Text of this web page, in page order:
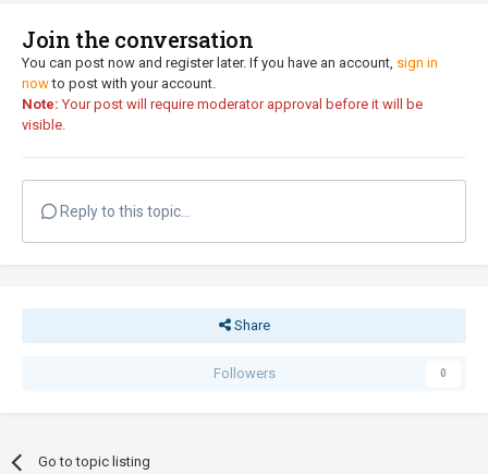
Join the conversation
You can post now and register later. If you have an account, sign in
nowto post with your account.
Note: Your post will require moderator approval before it will be
visible.
Reply to this topic...
Share
Followers 0
Go to topic listing